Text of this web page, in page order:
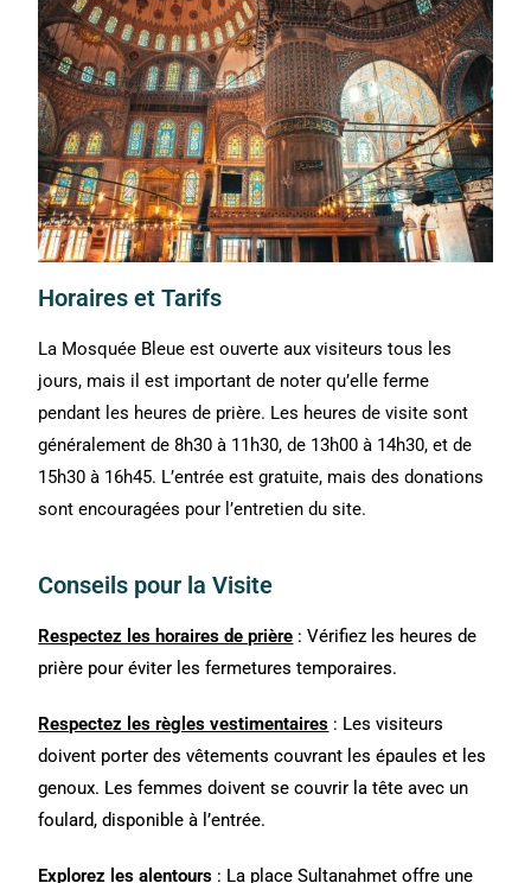
Horaires et Tarifs
La Mosquée Bleue est ouverte aux visiteurs tous les
jours, mais il est important de noter qu’elle ferme
pendant les heures de prière. Les heures de visite sont
généralement de 8h30 à 11h30, de 13h00 à 14h30, et de
15h30 à 16h45. L’entrée est gratuite, mais des donations
sont encouragées pour l’entretien du site.
Conseils pour la Visite
Respectez les horaires de prière : Vérifiez les heures de
prière pour éviter les fermetures temporaires.
Respectez les règles vestimentaires : Les visiteurs
doivent porter des vêtements couvrant les épaules et les
genoux. Les femmes doivent se couvrir la tête avec un
foulard, disponible à l’entrée.
Explorez les alentours : La place Sultanahmet offre une